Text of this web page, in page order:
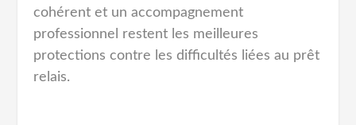
cohérent et un accompagnement
professionnel restent les meilleures
protections contre les difficultés liées au prêt
relais.